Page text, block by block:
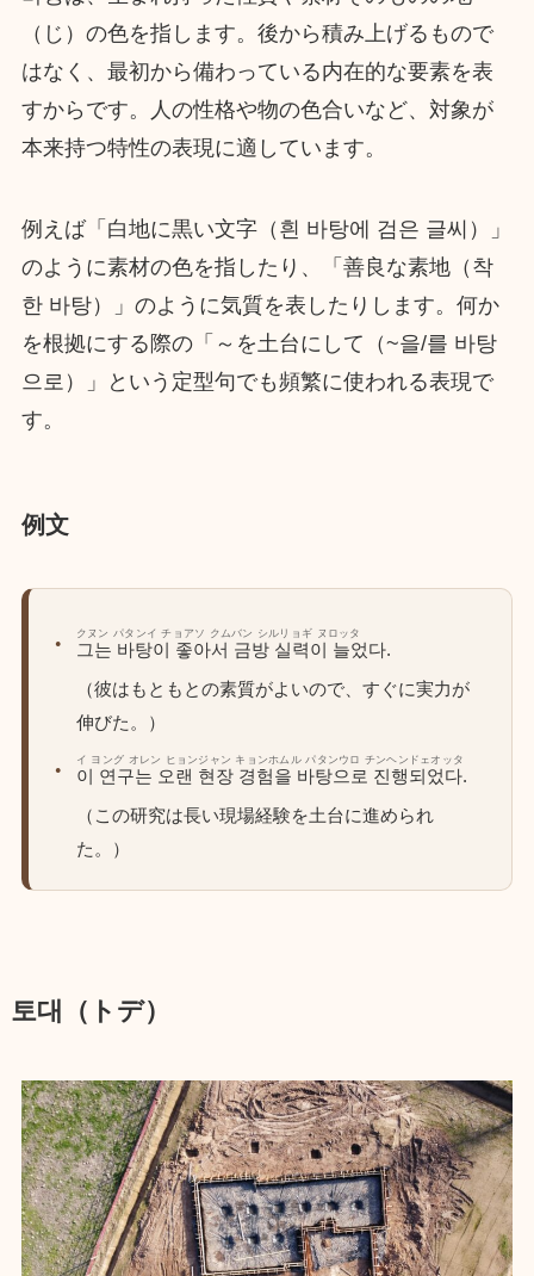
（じ）の色を指します。後から積み上げるもので
はなく、最初から備わっている内在的な要素を表
すからです。人の性格や物の色合いなど、対象が
本来持つ特性の表現に適しています。
例えば「白地に黒い文字（흰 바탕에 검은 글씨）」
のように素材の色を指したり、「善良な素地（착
한 바탕）」のように気質を表したりします。何か
を根拠にする際の「～を土台にして（~을/를 바탕
으로）」という定型句でも頻繁に使われる表現で
す。
例文
그는 바탕이 좋아서 금방 실력이 늘었다.
クヌン パタンイ チョアソ クムバン シルリョギ ヌロッタ
（彼はもともとの素質がよいので、すぐに実力が
伸びた。）
이 연구는 오랜 현장 경험을 바탕으로 진행되었다.
イ ヨング オレン ヒョンジャン キョンホムル パタンウロ チンヘンドェオッタ
（この研究は長い現場経験を土台に進められ
た。）
토대（トデ）